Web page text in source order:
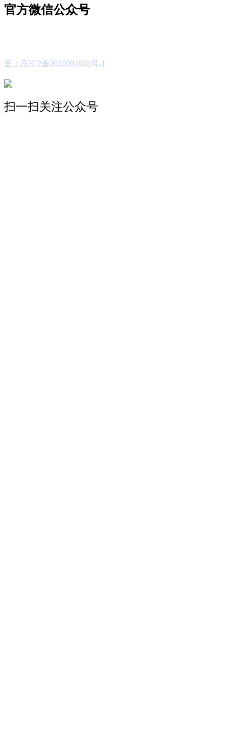
官方微信公众号
备：京ICP备2021004860号-1
扫一扫关注公众号